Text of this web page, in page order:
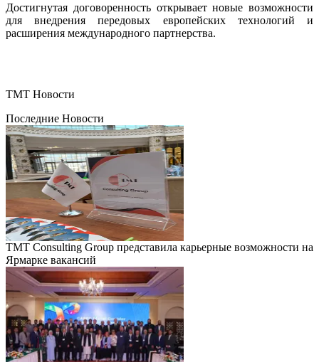
Достигнутая договоренность открывает новые возможности
для внедрения передовых европейских технологий и
расширения международного партнерства.
TMT Новости
Последние Новости
TMT Consulting Group представила карьерные возможности на
Ярмарке вакансий